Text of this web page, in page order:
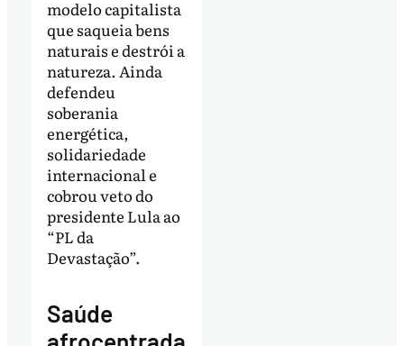
modelo capitalista
que saqueia bens
naturais e destrói a
natureza. Ainda
defendeu
soberania
energética,
solidariedade
internacional e
cobrou veto do
presidente Lula ao
“PL da
Devastação”.
Saúde